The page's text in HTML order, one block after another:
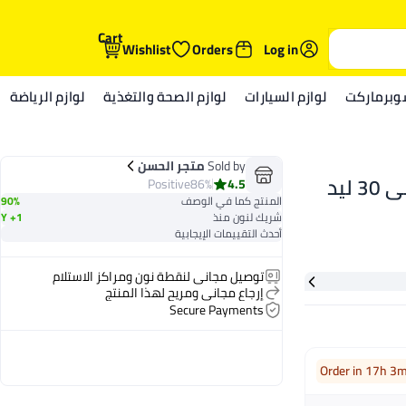
Log in
Orders
Wishlist
Cart
لوازم السيارات لوازم الصحة والتغذية لوازم الرياضة
كشاف طوارئ موديل LJ-5960-1 يحتوي على 30 ليد
Order in 17h 3m
Sold byمتجر الحسن
4.5
86%
Positive
المنتج كما في الوصف 90%
شريك لنون منذ 1+ Y
أحدث التقييمات الإيجابية
توصيل مجاني لنقطة نون ومراكز الاستلام
إرجاع مجاني ومريح لهذا المنتج
Secure Payments